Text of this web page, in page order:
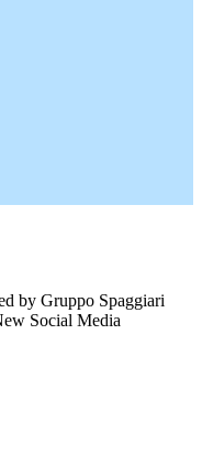
by Gruppo Spaggiari
Social Media